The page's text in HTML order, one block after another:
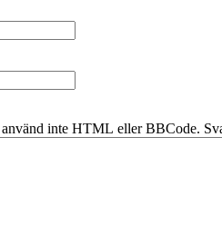
inte HTML eller BBCode.